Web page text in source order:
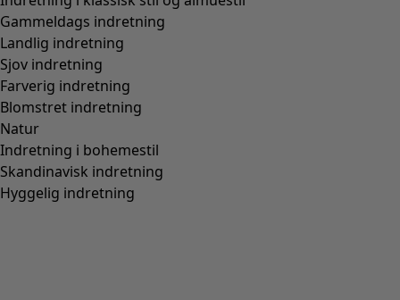
Gammeldags indretning
Landlig indretning
Sjov indretning
Farverig indretning
Blomstret indretning
Natur
Indretning i bohemestil
Skandinavisk indretning
Hyggelig indretning